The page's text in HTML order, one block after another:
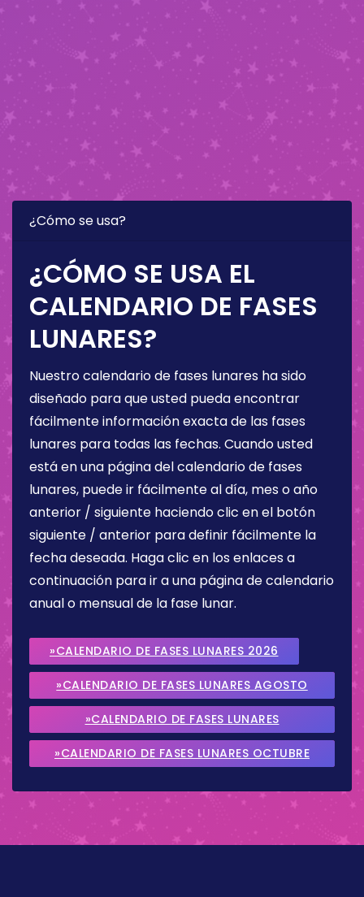
¿Cómo se usa?
¿CÓMO SE USA EL
CALENDARIO DE FASES
LUNARES?
Nuestro calendario de fases lunares ha sido
diseñado para que usted pueda encontrar
fácilmente información exacta de las fases
lunares para todas las fechas. Cuando usted
está en una página del calendario de fases
lunares, puede ir fácilmente al día, mes o año
anterior / siguiente haciendo clic en el botón
siguiente / anterior para definir fácilmente la
fecha deseada. Haga clic en los enlaces a
continuación para ir a una página de calendario
anual o mensual de la fase lunar.
»CALENDARIO DE FASES LUNARES 2026
»CALENDARIO DE FASES LUNARES AGOSTO
2026
»CALENDARIO DE FASES LUNARES
SEPTIEMBRE 2026
»CALENDARIO DE FASES LUNARES OCTUBRE